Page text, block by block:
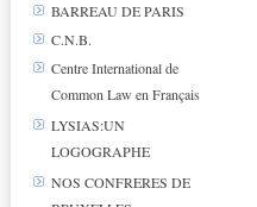
BARREAU DE PARIS
C.N.B.
Centre International de
Common Law en Français
LYSIAS:UN
LOGOGRAPHE
NOS CONFRERES DE